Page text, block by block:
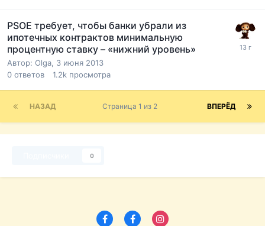
PSOE требует, чтобы банки убрали из
ипотечных контрактов минимальную
процентную ставку – «нижний уровень»
Автор: Olga, 3 июня 2013
0 ответов 1.2k просмотра
НАЗАД ВПЕРЁД
Страница 1 из 2
0